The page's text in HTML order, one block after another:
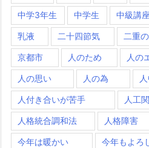
中学3年生 中学生 中級講座
乳液 二十四節気 二重
京都市 人のため 人の
人の思い 人の為
人付き合いが苦手 人工
人格統合調和法 人格障害
今年は暖かい 今年もよろ